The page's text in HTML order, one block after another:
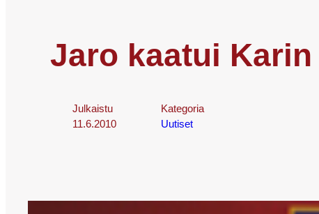
Jaro kaatui
Julkaistu
11.6.2010
Kategoria
Uutiset